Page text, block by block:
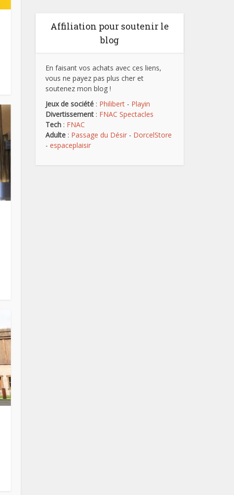
Affiliation pour soutenir le
blog
En faisant vos achats avec ces liens,
vous ne payez pas plus cher et
soutenez mon blog !
Jeux de société : Philibert - Playin
Divertissement : FNAC Spectacles
Tech : FNAC
Adulte : Passage du Désir - DorcelStore
- espaceplaisir